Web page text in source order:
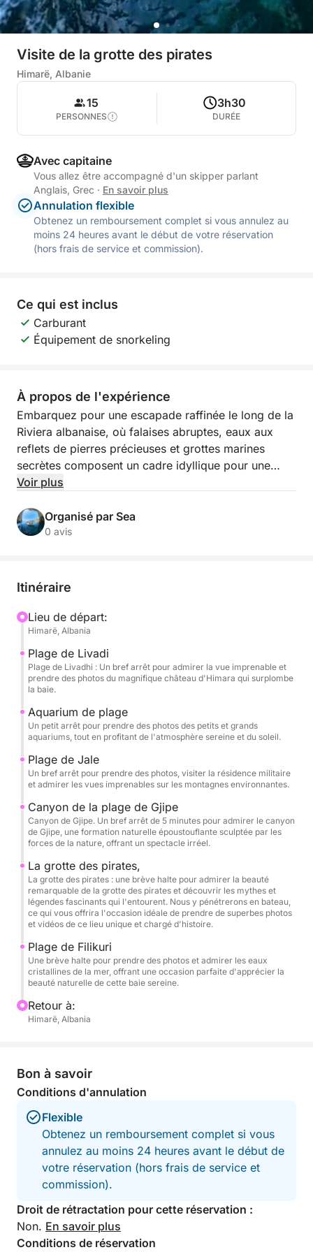
Visite de la grotte des pirates
Himarë, Albanie
15
PERSONNES
3h30
DURÉE
Avec capitaine
Vous allez être accompagné d'un skipper parlant
Anglais, Grec · En savoir plus
Annulation flexible
Obtenez un remboursement complet si vous annulez au
moins 24 heures avant le début de votre réservation
(hors frais de service et commission).
Ce qui est inclus
Carburant
Équipement de snorkeling
À propos de l'expérience
Embarquez pour une escapade raffinée le long de la
Riviera albanaise, où falaises abruptes, eaux aux
reflets de pierres précieuses et grottes marines
secrètes composent un cadre idyllique pour une
expérience côtière inoubliable. Cette croisière
d'Himarë et longe l'un des plus beaux littoraux du
pays, dévoilant des baies isolées et des plages
Au fil de votre navigation, vous découvrirez Himarë,
de Jali, Crystal Bay, la baie des Couples, la grotte
secrète, la grotte des Colombes, la plage de Gjipe,
la grotte de Saint Théodore (grottes jumelles), la
grotte des Pirates et la plage d'Alevra. Prenez le
temps d'apprécier chaque étape. L'itinéraire est
de faire de la plongée avec tuba et de vous
détendre dans des eaux cristallines, avec des
secrète, à la grotte des Colombes et à la plage
d'Alevra. Masques et tubas sont fournis, ainsi que de
l'eau en bouteille ; vous n'avez plus qu'à arriver,
prêts à profiter pleinement de votre séjour.
L'un des moments les plus exceptionnels de
l'excursion est la découverte en bateau des grottes
jumelles de Saint-Théodore et de la légendaire
grotte des pirates. Glissez au cœur de ces cavités
naturelles et laissez-vous émerveiller par leur
directement depuis l'eau. Une perspective unique
qui transforme le littoral en un décor de film, pour un
souvenir inoubliable.
N'oubliez pas votre crème solaire, votre chapeau et
enchantée, simple et magnifique, conçue pour un
pur moment de bonheur estival.
Voir plus
Organisé par Sea
0 avis
Itinéraire
Lieu de départ:
Himarë, Albania
Plage de Livadi
Plage de Livadhi : Un bref arrêt pour admirer la vue imprenable et
prendre des photos du magnifique château d'Himara qui surplombe
la baie.
Aquarium de plage
Un petit arrêt pour prendre des photos des petits et grands
aquariums, tout en profitant de l'atmosphère sereine et du soleil.
Plage de Jale
Un bref arrêt pour prendre des photos, visiter la résidence militaire
et admirer les vues imprenables sur les montagnes environnantes.
Canyon de la plage de Gjipe
Canyon de Gjipe. Un bref arrêt de 5 minutes pour admirer le canyon
de Gjipe, une formation naturelle époustouflante sculptée par les
forces de la nature, offrant un spectacle irréel.
La grotte des pirates,
La grotte des pirates : une brève halte pour admirer la beauté
remarquable de la grotte des pirates et découvrir les mythes et
légendes fascinants qui l'entourent. Nous y pénétrerons en bateau,
ce qui vous offrira l'occasion idéale de prendre de superbes photos
et vidéos de ce lieu unique et chargé d'histoire.
Plage de Filikuri
Une brève halte pour prendre des photos et admirer les eaux
cristallines de la mer, offrant une occasion parfaite d'apprécier la
beauté naturelle de cette baie sereine.
Retour à:
Himarë, Albania
Bon à savoir
Conditions d'annulation
Flexible
Obtenez un remboursement complet si vous
annulez au moins 24 heures avant le début de
votre réservation (hors frais de service et
commission).
Droit de rétractation pour cette réservation :
Non. En savoir plus
Conditions de réservation